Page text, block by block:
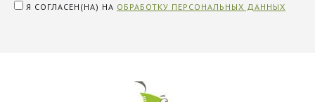
Я СОГЛАСЕН(НА) НА ОБРАБОТКУ ПЕРСОНАЛЬНЫХ ДАННЫХ